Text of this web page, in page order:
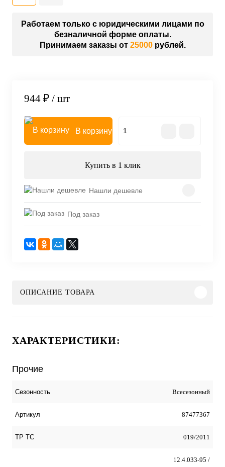
Работаем только с юридическими лицами по
безналичной форме оплаты.
Принимаем заказы от 25000рублей.
944 ₽ / шт
В корзину
Купить в 1 клик
Нашли дешевле
Под заказ
ОПИСАНИЕ ТОВАРА
ХАРАКТЕРИСТИКИ:
Прочие
Сезонность Всесезонный
Артикул 87477367
ТР ТС 019/2011
12.4.033-95 /